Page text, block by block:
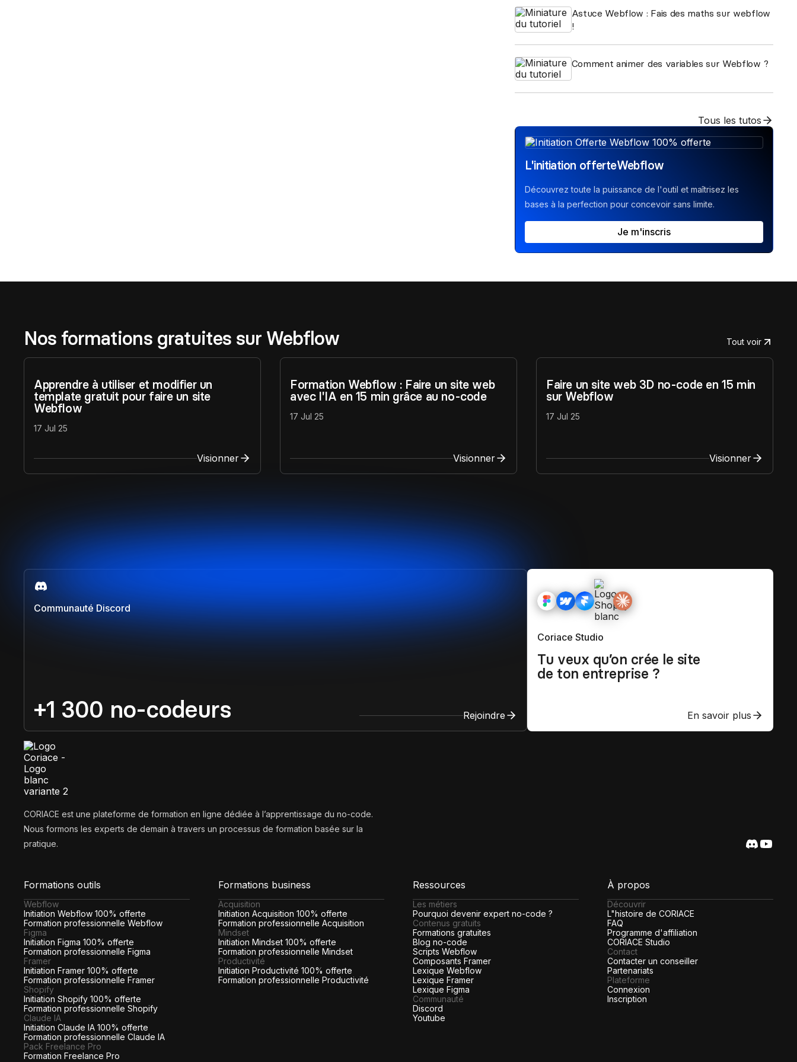
Astuce Webflow : Fais des maths sur webflow
!
Comment animer des variables sur Webflow ?
Tous les tutos
L'initiation offerteWebflow
Découvrez toute la puissance de l'outil et maîtrisez les
bases à la perfection pour concevoir sans limite.
Je m'inscris
Nos formations gratuites sur Webflow Tout voir
Apprendre à utiliser et modifier un
template gratuit pour faire un site
Webflow
17 Jul 25
Visionner
Formation Webflow : Faire un site web
avec l'IA en 15 min grâce au no-code
17 Jul 25
Visionner
Faire un site web 3D no-code en 15 min
sur Webflow
17 Jul 25
Visionner
Communauté Discord
+1 300 no-codeurs Rejoindre
Coriace Studio
Tu veux qu’on crée le site
de ton entreprise ?
En savoir plus
CORIACE est une plateforme de formation en ligne dédiée à l’apprentissage du no-code.
Nous formons les experts de demain à travers un processus de formation basée sur la
pratique.
Formations outils
Webflow
Initiation Webflow 100% offerte
Formation professionnelle Webflow
Figma
Initiation Figma 100% offerte
Formation professionnelle Figma
Framer
Initiation Framer 100% offerte
Formation professionnelle Framer
Shopify
Initiation Shopify 100% offerte
Formation professionnelle Shopify
Claude IA
Initiation Claude IA 100% offerte
Formation professionnelle Claude IA
Pack Freelance Pro
Formation Freelance Pro
Formations business
Acquisition
Initiation Acquisition 100% offerte
Formation professionnelle Acquisition
Mindset
Initiation Mindset 100% offerte
Formation professionnelle Mindset
Productivité
Initiation Productivité 100% offerte
Formation professionnelle Productivité
Ressources
Les métiers
Pourquoi devenir expert no-code ?
Contenus gratuits
Formations gratuites
Blog no-code
Scripts Webflow
Composants Framer
Lexique Webflow
Lexique Framer
Lexique Figma
Communauté
Discord
Youtube
À propos
Découvrir
L"histoire de CORIACE
FAQ
Programme d'affiliation
CORIACE Studio
Contact
Contacter un conseiller
Partenariats
Plateforme
Connexion
Inscription